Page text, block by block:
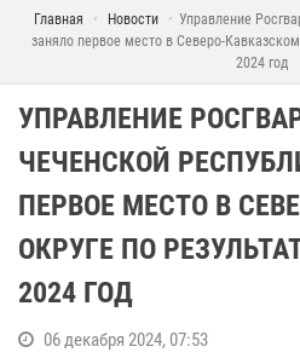
Главная Новости
Управление
заняло первое место в Северо-Кавказском
2024 год
УПРАВЛЕНИЕ
ЧЕЧЕНСКОЙ
ПЕРВОЕ МЕСТО В
ОКРУГЕ ПО
2024 ГОД
06 декабря 2024, 07:53